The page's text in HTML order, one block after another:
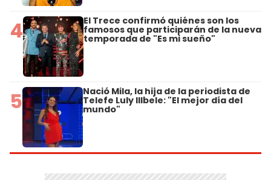
4 El Trece confirmó quiénes son los
famosos que participarán de la nueva
temporada de "Es mi sueño"
5 Nació Mila, la hija de la periodista de
Telefe Luly Illbele: "El mejor día del
mundo"